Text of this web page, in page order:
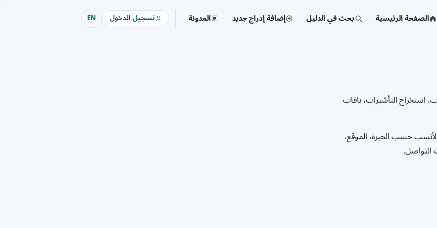
الصفحة الرئيسية بحث في الدليل إضافة إدراج جديد المدونة تسجيل الدخول EN
استخراج التأشيرات، باقات
حسب الخبرة، الموقع،
التواصل.